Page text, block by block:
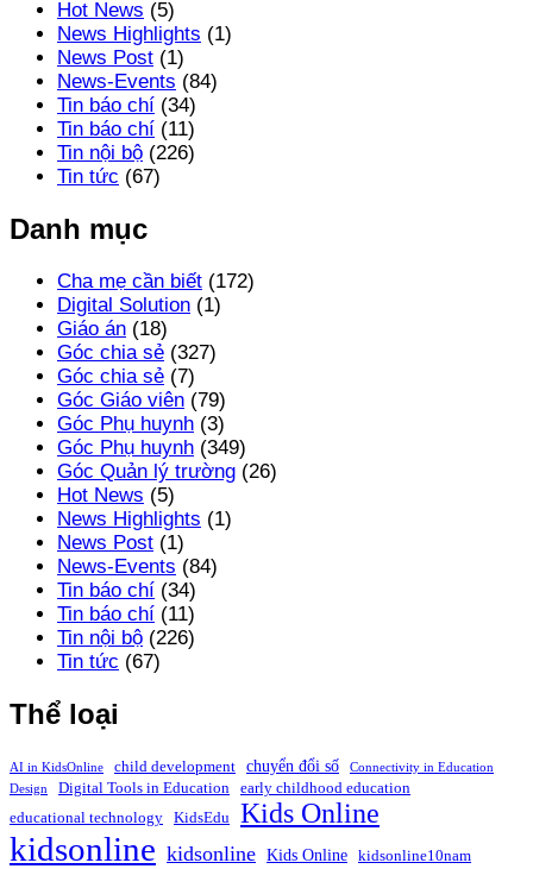
Hot News (5)
News Highlights (1)
News Post (1)
News-Events (84)
Tin báo chí (34)
Tin báo chí (11)
Tin nội bộ (226)
Tin tức (67)
Danh mục
Cha mẹ cần biết (172)
Digital Solution (1)
Giáo án (18)
Góc chia sẻ (327)
Góc chia sẻ (7)
Góc Giáo viên (79)
Góc Phụ huynh (3)
Góc Phụ huynh (349)
Góc Quản lý trường (26)
Hot News (5)
News Highlights (1)
News Post (1)
News-Events (84)
Tin báo chí (34)
Tin báo chí (11)
Tin nội bộ (226)
Tin tức (67)
Thể loại
AI in KidsOnline child development chuyển đổi số
Connectivity in Education
Design
Digital Tools in Education
early childhood education
educational technology
KidsEdu Kids Online
kidsonline kidsonline Kids Online
kidsonline10nam